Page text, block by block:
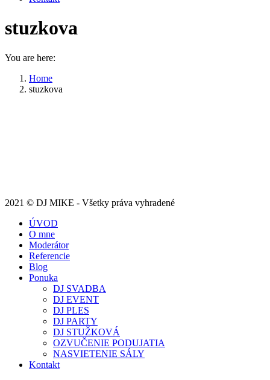
stuzkova
You are here:
Home
stuzkova
2021 © DJ MIKE - Všetky práva vyhradené
ÚVOD
O mne
Moderátor
Referencie
Blog
Ponuka
DJ SVADBA
DJ EVENT
DJ PLES
DJ PARTY
DJ STUŽKOVÁ
OZVUČENIE PODUJATIA
NASVIETENIE SÁLY
Kontakt